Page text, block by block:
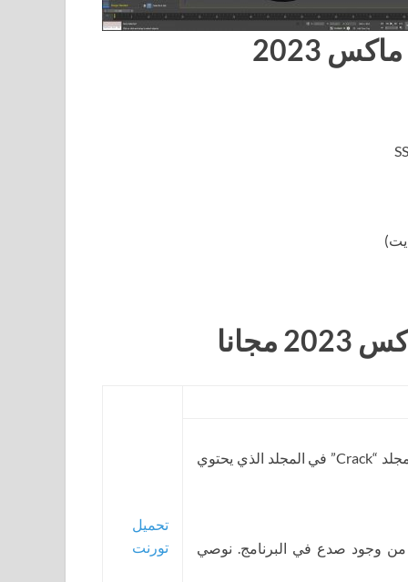
تحميل
تورنت
2. انسخ والصق الملف “3dsmax.exe” من المجلد “Crack” في المجلد الذي يحتوي
من وجود صدع في البرنامج. نوصي